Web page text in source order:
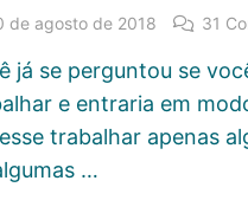
de agosto de 2018 31
já se perguntou se
e entraria em
trabalhar apenas
…